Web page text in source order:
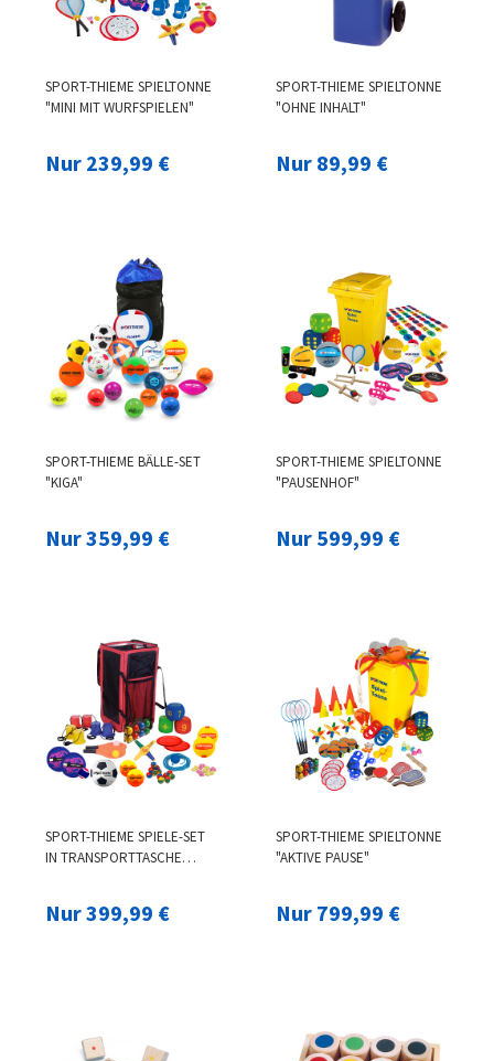
SPORT-THIEME SPIELTONNE
"MINI MIT WURFSPIELEN"
Nur 239,99 €
SPORT-THIEME SPIELTONNE
"OHNE INHALT"
Nur 89,99 €
SPORT-THIEME BÄLLE-SET
"KIGA"
Nur 359,99 €
SPORT-THIEME SPIELTONNE
"PAUSENHOF"
Nur 599,99 €
SPORT-THIEME SPIELE-SET
IN TRANSPORTTASCHE
Nur 399,99 €
SPORT-THIEME SPIELTONNE
"AKTIVE PAUSE"
Nur 799,99 €